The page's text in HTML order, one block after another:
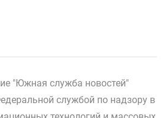
"Южная служба новостей"
службой по надзору в